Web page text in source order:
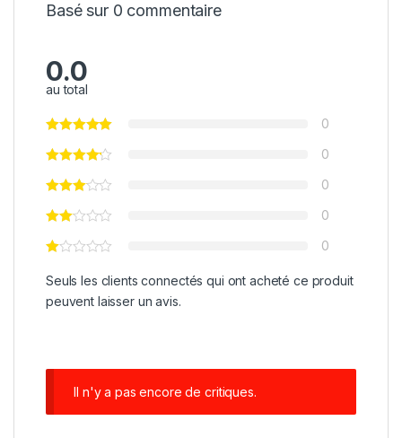
Basé sur 0 commentaire
0.0
au total
0
0
0
0
0
Seuls les clients connectés qui ont acheté ce produit
peuvent laisser un avis.
Il n'y a pas encore de critiques.